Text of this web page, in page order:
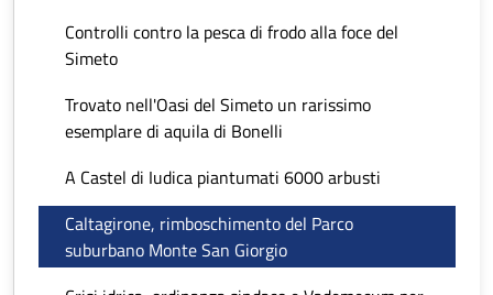
Controlli contro la pesca di frodo alla foce del
Simeto
Trovato nell'Oasi del Simeto un rarissimo
esemplare di aquila di Bonelli
A Castel di Iudica piantumati 6000 arbusti
Caltagirone, rimboschimento del Parco
suburbano Monte San Giorgio